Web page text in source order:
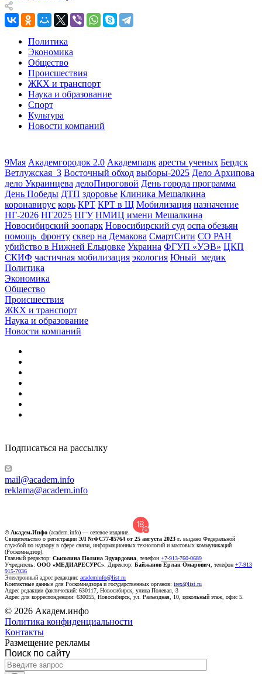
Политика
Экономика
Общество
Происшествия
ЖКХ и транспорт
Наука и образование
Спорт
Культура
Новости компаний
9Мая Академгородок 2.0 Академпарк аресты ученых Бердск
Ветлужская_3 Восточный обход выборы-2025 Дело Архипова
дело Украинцева делоПироговой День города программа
День Победы ДТП здоровье Клиника Мешалкина
коронавирус корь КРТ КРТ в Щ Мобилизация назначение
НГ-2026 НГ2025 НГУ НМИЦ имени Мешалкина
Новосибирский зоопарк Новосибирский суд оспа обезьян
помощь_фронту сквер на Демакова СмартСити СО РАН
убийство в Нижней Ельцовке Украина ФГУП «УЭВ» ЦКП
СКИФ частичная мобилизация экология Юный_медик
Политика
Экономика
Общество
Происшествия
ЖКХ и транспорт
Наука и образование
Новости компаний
Подписаться на рассылку
mail@academ.info
reklama@academ.info
© Академ.Инфо (academ.info) — сетевое издание.
Свидетельство о регистрации ЭЛ №ФС77-85764 от 25 августа 2023 г. выдано Федеральной
службой по надзору в сфере связи, информационных технологий и массовых коммуникаций
(Роскомнадзор).
Главный редактор: Сысолина Полина Эдуардовна , телефон +7-913-760-0689
Учредитель: ООО «МЕДИАРЕСУРС» . Директор: Байжанов Ерлан Омарович , телефон +7-913
915-7036
Электронный адрес редакции: academinfo@list.ru
Контактные данные для Роскомнадзора и государственных органов: irex@list.ru
Адрес редакции фактический: 630117, Новосибирск, улица Полевая, 3
Адрес для корреспонденции: 630055, Новосибирск, ул. Разъездная, 10, цокольный этаж, офис 5.
© 2026 Академ.инфо
Политика конфиденциальности
Контакты
Размещение рекламы
Поиск по сайту